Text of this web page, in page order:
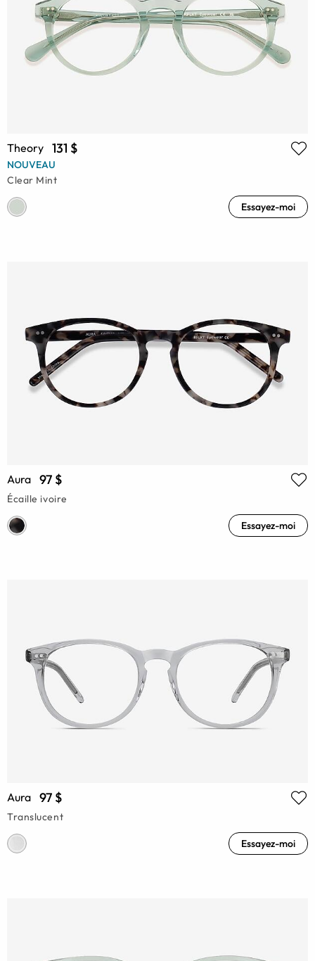
Theory 131 $
NOUVEAU
Clear Mint
Essayez-moi
Aura 97 $
Écaille ivoire
Essayez-moi
Aura 97 $
Translucent
Essayez-moi